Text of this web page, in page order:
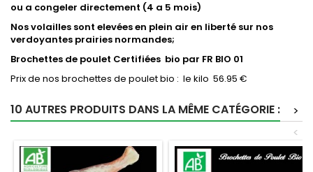
ou a congeler directement (4 a 5 mois)
Nos volailles sont elevées en plein air en liberté sur nos
verdoyantes prairies normandes;
Brochettes de poulet Certifiées bio par FR BIO 01
Prix de nos brochettes de poulet bio : le kilo 56.95 €
10 AUTRES PRODUITS DANS LA MÊME CATÉGORIE :
>
<